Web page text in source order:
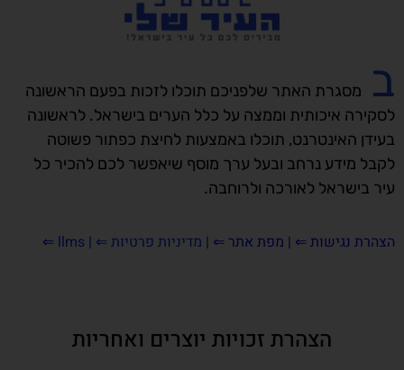
ב
מסגרת האתר שלפניכם תוכלו לזכות בפעם הראשונה
לסקירה איכותית וממצה על כלל הערים בישראל. לראשונה
בעידן האינטרנט, תוכלו באמצעות לחיצת כפתור פשוטה
לקבל מידע נרחב ובעל ערך מוסף שיאפשר לכם להכיר כל
עיר בישראל לאורכה ולרוחבה.
הצהרת נגישות ⇐ | מפת אתר ⇐ | מדיניות פרטיות ⇐ |
llms
⇐
הצהרת זכויות יוצרים ואחריות